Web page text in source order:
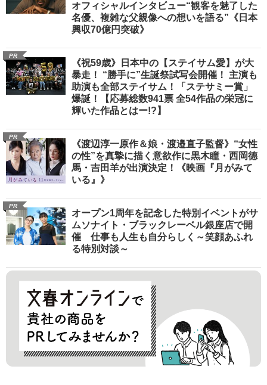
オフィシャルインタビュー“観客を魅了した
名優、複雑な父親像への想いを語る”《日本
興収70億円突破》
PR
《祝59歳》日本中の【ステイサム愛】が大
暴走！ “勝手に”生誕祭試写会開催！ 主演も
助演も全部ステイサム！「ステサミー賞」
爆誕！【応募総数941票 全54作品の栄冠に
輝いた作品とはー!?】
PR
《渡辺淳一原作＆娘・渡邉直子監督》“女性
の性”を真摯に描く意欲作に黒木瞳・西岡德
馬・吉田羊が出演決定！《映画『月がみて
いる』》
PR
オープン1周年を記念した特別イベントがサ
ムソナイト・ブラックレーベル銀座店で開
催 仕事も人生も自分らしく～笑顔あふれ
る特別対談～